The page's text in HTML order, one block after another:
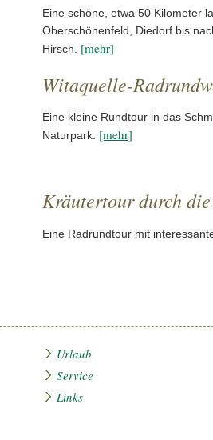
Eine schöne, etwa 50 Kilometer
Oberschönenfeld, Diedorf bis
Hirsch. [mehr]
Witaquelle-
Eine kleine Rundtour in das
Naturpark. [mehr]
Kräutertour durch
Eine Radrundtour mit
Urlaub
Service
Links